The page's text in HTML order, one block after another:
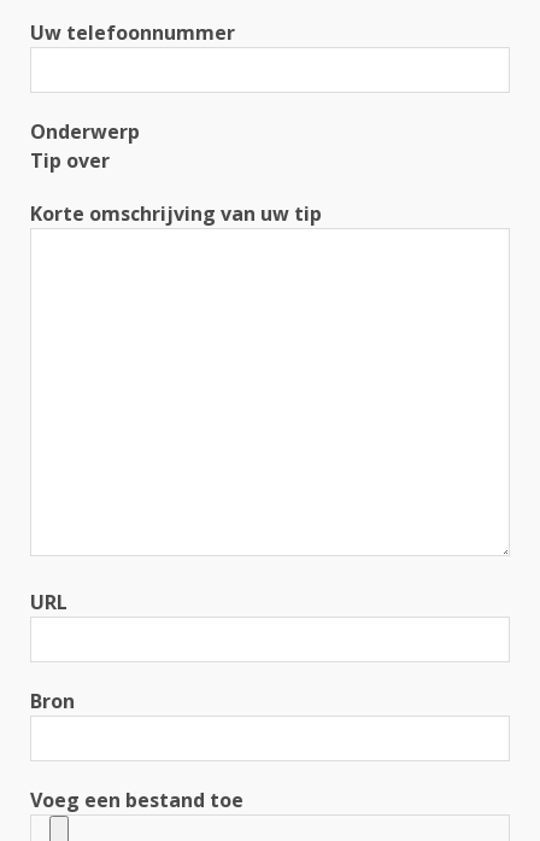
Uw telefoonnummer
Onderwerp
Tip over
Korte omschrijving van uw tip
URL
Bron
Voeg een bestand toe